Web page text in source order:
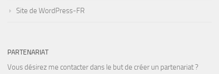
Site de WordPress-FR
PARTENARIAT
Vous désirez me contacter dans le but de créer un partenariat ?